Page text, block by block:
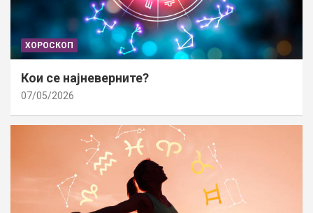
ХОРОСКОП
Кои се најневерните?
07/05/2026